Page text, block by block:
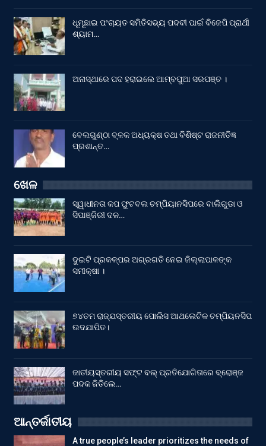
ଧୂମୂଛାଇ ପଂଚାୟତ ସମିତିସଭ୍ୟ ପଦବୀ ପାଇଁ ବିଜେପି ପ୍ରାର୍ଥୀ
ଶ୍ୟାମ…
ଅନାସ୍ଥାରେ ପଦ ହରାଇଲେ ଆମ୍ବପୁଆ ସରପଞ୍ଚ ।
ବେଲଗୁଣ୍ଠା ବ୍ଳକ ଅଧ୍ୟକ୍ଷ ତଥା ବିଶିଷ୍ଟ ରାଜନୀତିଜ୍ଞ
ପ୍ରଶାନ୍ତ…
ଖେଳ
ସ୍ୱାଧୀନତା କପ ଫୁଟବଲ ଚମ୍ପିୟାନସିପରେ ବାଲିଗୁଡା ଓ
ସିପାଞ୍ଜିରୀ ଦଳ…
ଦୁଇଟି ପ୍ରକଳ୍ପର ଅଗ୍ରଗତି ନେଇ ଜିଲ୍ଲାପାଳଙ୍କ
ସମୀକ୍ଷା ।
୭୪ତମ ରାଜ୍ଯସ୍ତରୀୟ ପୋଲିସ ଆଥଲେଟିକ ଚମ୍ପିୟନସିପ
ଉଦଯାପିତ।
ଜାତୀୟସ୍ତରୀୟ ସଫ୍ଟ ବଲ୍ ପ୍ରତିଯୋଗିତାରେ ବ୍ରୋଞ୍ଜ
ପଦକ ଜିତିଲେ…
ଆନ୍ତର୍ଜାତୀୟ
A true people’s leader prioritizes the needs of